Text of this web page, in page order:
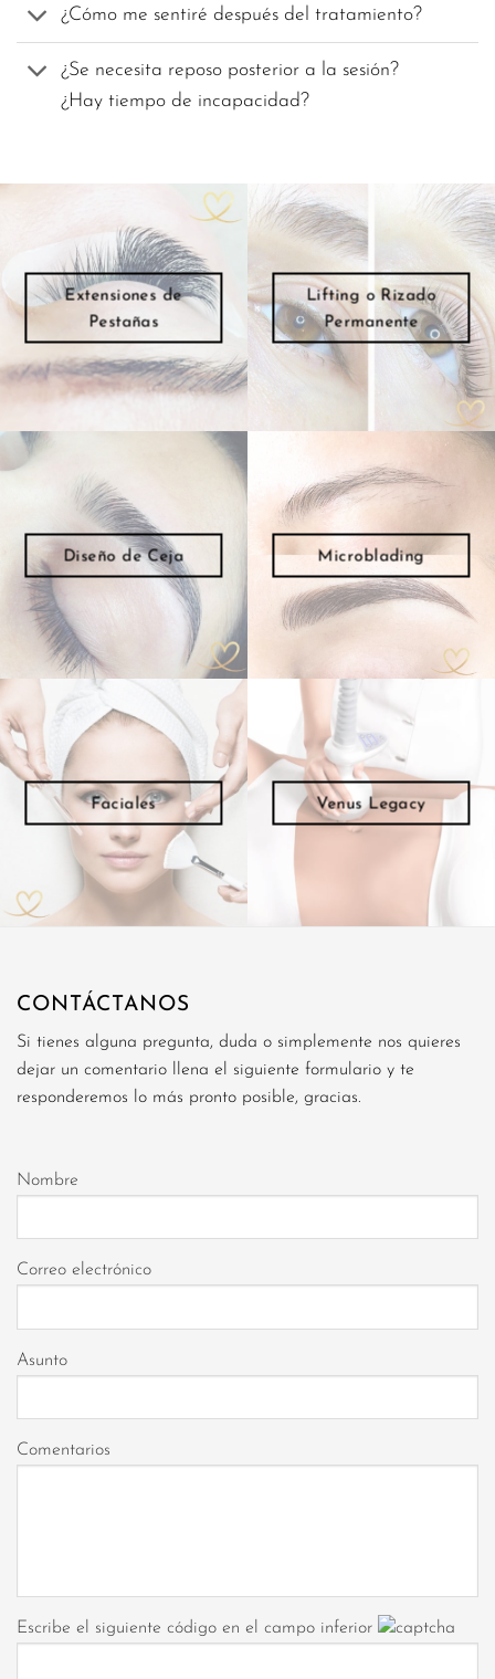
¿Cómo me sentiré después del tratamiento?
¿Se necesita reposo posterior a la sesión?
¿Hay tiempo de incapacidad?
Extensiones de
Pestañas
Lifting o Rizado
Permanente
Diseño de Ceja Microblading
Faciales Venus Legacy
CONTÁCTANOS
Si tienes alguna pregunta, duda o simplemente nos quieres
dejar un comentario llena el siguiente formulario y te
responderemos lo más pronto posible, gracias.
Nombre
Correo electrónico
Asunto
Comentarios
Escribe el siguiente código en el campo inferior